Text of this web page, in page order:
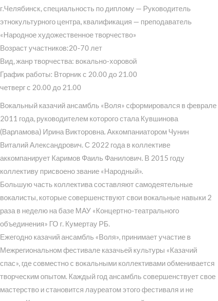
г.Челябинск, специальность по диплому — Руководитель
этнокультурного центра, квалификация — преподаватель
«Народное художественное творчество»
Возраст участников:20-70 лет
Вид, жанр творчества: вокально-хоровой
График работы: Вторник с 20.00 до 21.00
четверг с 20.00 до 21.00
Вокальный казачий ансамбль «Воля» сформировался в феврале
2011 года, руководителем которого стала Кувшинова
(Варламова) Ирина Викторовна. Аккомпаниатором Чунин
Виталий Александрович. С 2022 года в коллективе
аккомпанирует Каримов Фаиль Фанилович. В 2015 году
коллективу присвоено звание «Народный».
Большую часть коллектива составляют самодеятельные
вокалисты, которые совершенствуют свои вокальные навыки 2
раза в неделю на базе МАУ «Концертно-театрального
объединения» ГО г. Кумертау РБ.
Ежегодно казачий ансамбль «Воля», принимает участие в
Межрегиональном фестивале казачьей культуры «Казачий
спас», где совместно с вокальными коллективами обменивается
творческим опытом. Каждый год ансамбль совершенствует свое
мастерство и становится лауреатом этого фестиваля и не